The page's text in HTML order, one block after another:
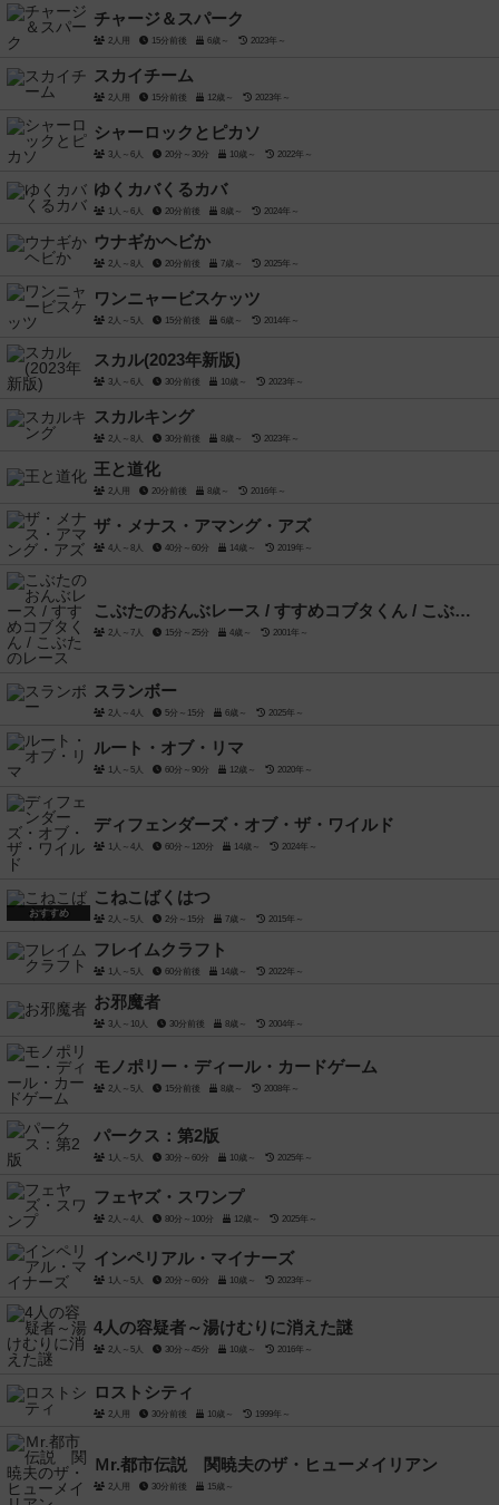
チャージ＆スパーク
2人用 15分前後 6歳～ 2023年～
スカイチーム
2人用 15分前後 12歳～ 2023年～
シャーロックとピカソ
3人～6人 20分～30分 10歳～ 2022年～
ゆくカバくるカバ
1人～6人 20分前後 8歳～ 2024年～
ウナギかヘビか
2人～8人 20分前後 7歳～ 2025年～
ワンニャービスケッツ
2人～5人 15分前後 6歳～ 2014年～
スカル(2023年新版)
3人～6人 30分前後 10歳～ 2023年～
スカルキング
2人～8人 30分前後 8歳～ 2023年～
王と道化
2人用 20分前後 8歳～ 2016年～
ザ・メナス・アマング・アズ
4人～8人 40分～60分 14歳～ 2019年～
こぶたのおんぶレース / すすめコブタくん / こぶたのレース
2人～7人 15分～25分 4歳～ 2001年～
スランボー
2人～4人 5分～15分 6歳～ 2025年～
ルート・オブ・リマ
1人～5人 60分～90分 12歳～ 2020年～
ディフェンダーズ・オブ・ザ・ワイルド
1人～4人 60分～120分 14歳～ 2024年～
おすすめ
こねこばくはつ
2人～5人 2分～15分 7歳～ 2015年～
フレイムクラフト
1人～5人 60分前後 14歳～ 2022年～
お邪魔者
3人～10人 30分前後 8歳～ 2004年～
モノポリー・ディール・カードゲーム
2人～5人 15分前後 8歳～ 2008年～
パークス：第2版
1人～5人 30分～60分 10歳～ 2025年～
フェヤズ・スワンプ
2人～4人 80分～100分 12歳～ 2025年～
インペリアル・マイナーズ
1人～5人 20分～60分 10歳～ 2023年～
4人の容疑者～湯けむりに消えた謎
2人～5人 30分～45分 10歳～ 2016年～
ロストシティ
2人用 30分前後 10歳～ 1999年～
Ｍr.都市伝説 関暁夫のザ・ヒューメイリアン
2人用 30分前後 15歳～